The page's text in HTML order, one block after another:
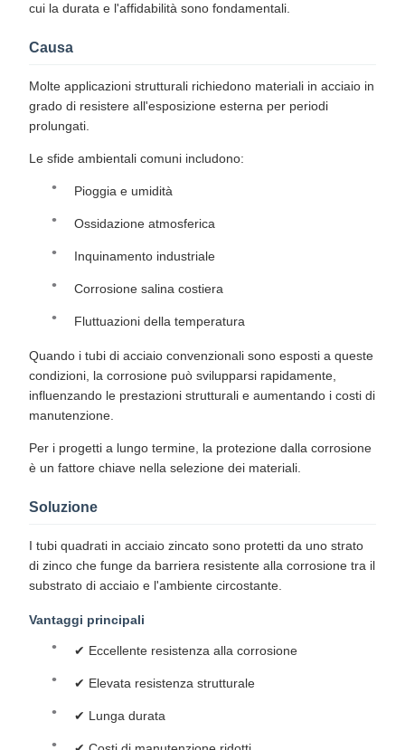
cui la durata e l'affidabilità sono fondamentali.
Causa
Molte applicazioni strutturali richiedono materiali in acciaio in
grado di resistere all'esposizione esterna per periodi
prolungati.
Le sfide ambientali comuni includono:
Pioggia e umidità
Ossidazione atmosferica
Inquinamento industriale
Corrosione salina costiera
Fluttuazioni della temperatura
Quando i tubi di acciaio convenzionali sono esposti a queste
condizioni, la corrosione può svilupparsi rapidamente,
influenzando le prestazioni strutturali e aumentando i costi di
manutenzione.
Per i progetti a lungo termine, la protezione dalla corrosione
è un fattore chiave nella selezione dei materiali.
Soluzione
I tubi quadrati in acciaio zincato sono protetti da uno strato
di zinco che funge da barriera resistente alla corrosione tra il
substrato di acciaio e l'ambiente circostante.
Vantaggi principali
✔ Eccellente resistenza alla corrosione
✔ Elevata resistenza strutturale
✔ Lunga durata